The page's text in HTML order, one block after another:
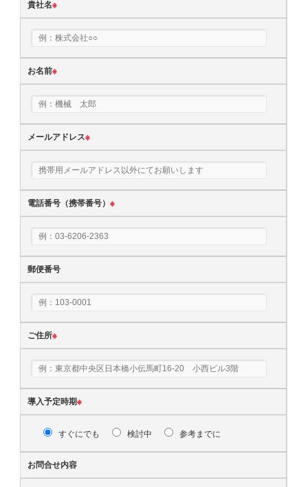
貴社名※
お名前※
メールアドレス※
電話番号（携帯番号）※
郵便番号
ご住所※
導入予定時期※
すぐにでも 検討中 参考までに
お問合せ内容